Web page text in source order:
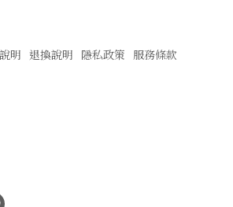
明 退換說明 隱私政策 服務條款